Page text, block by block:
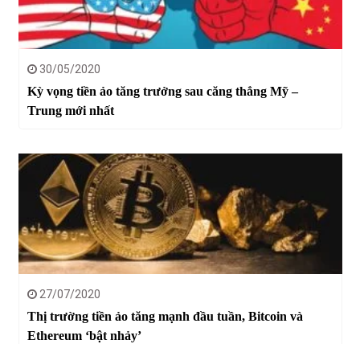
30/05/2020
Kỳ vọng tiền ảo tăng trưởng sau căng thẳng Mỹ –
Trung mới nhất
27/07/2020
Thị trường tiền ảo tăng mạnh đầu tuần, Bitcoin và
Ethereum ‘bật nhảy’